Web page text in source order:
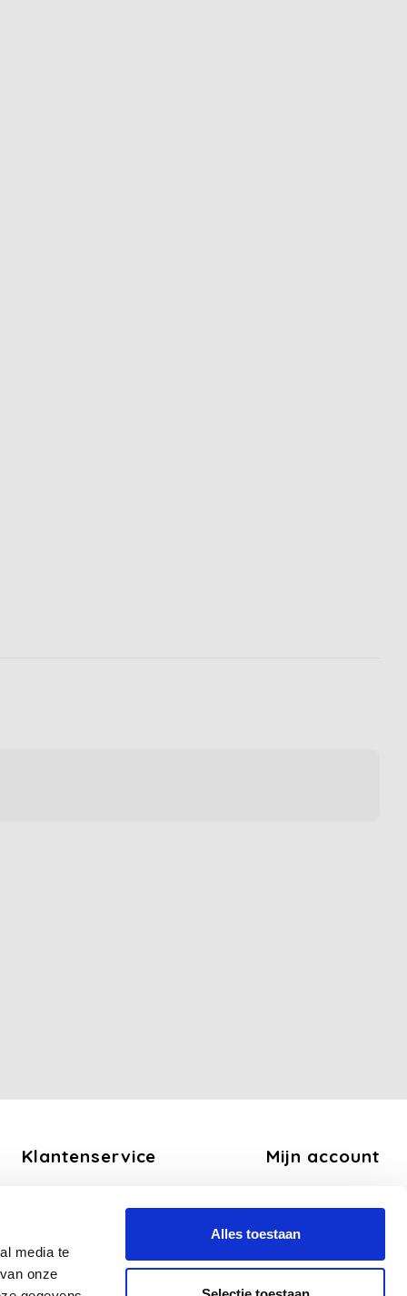
media te
onze
Alles toestaan
Klantenservice
Betaalmethoden
Mijn account
Mijn tickets
Mijn verlanglijst